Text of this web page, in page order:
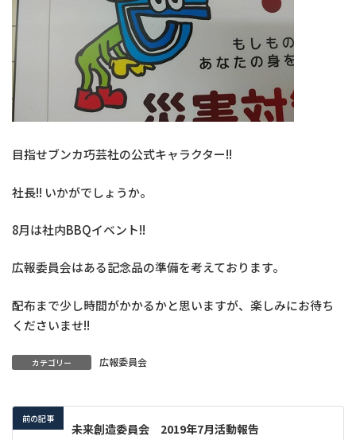
目指せブンカ巧芸社の公式キャラクター!!
社長!! いかがでしょうか。
8月は社内BBQイベント!!
広報委員会はある記念品の準備を考えております。
配布まで少し時間がかかるかと思いますが、楽しみにお待ち
くださいませ!!
カテゴリー 広報委員会
前の記事
未来創造委員会 2019年7月活動報告